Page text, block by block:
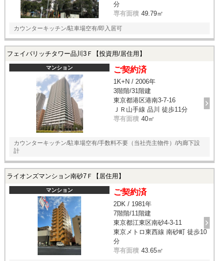
分
専有面積 49.79㎡
カウンターキッチン/駐車場空有/即入居可
フェイバリッチタワー品川3Ｆ【投資用/居住用】
マンション ご契約済
1K+N / 2006年
3階階/31階建
東京都港区港南3-7-16
ＪＲ山手線 品川 徒歩11分
専有面積 40㎡
カウンターキッチン/駐車場空有/手数料不要（当社売主物件）/内廊下設
計
ライオンズマンション南砂7Ｆ【居住用】
マンション ご契約済
2DK / 1981年
7階階/11階建
東京都江東区南砂4-3-11
東京メトロ東西線 南砂町 徒歩10
分
専有面積 43.65㎡